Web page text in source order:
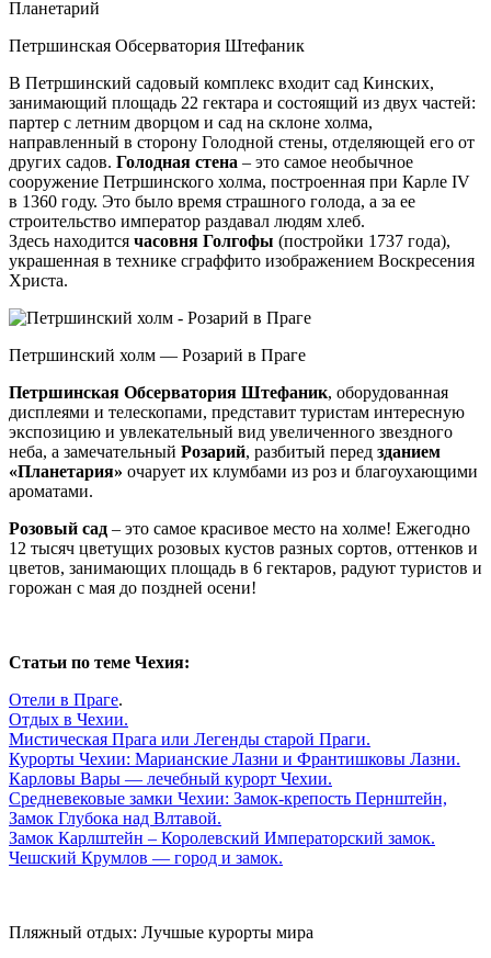
Петршинская Обсерватория Штефаник
В Петршинский садовый комплекс входит сад Кинских,
занимающий площадь 22 гектара и состоящий из двух частей:
партер с летним дворцом и сад на склоне холма,
направленный в сторону Голодной стены, отделяющей его от
других садов. Голодная стена – это самое необычное
сооружение Петршинского холма, построенная при Карле IV
в 1360 году. Это было время страшного голода, а за ее
строительство император раздавал людям хлеб.
Здесь находится часовня Голгофы (постройки 1737 года),
украшенная в технике сграффито изображением Воскресения
Христа.
Петршинский холм — Розарий в Праге
Петршинская Обсерватория Штефаник, оборудованная
дисплеями и телескопами, представит туристам интересную
экспозицию и увлекательный вид увеличенного звездного
неба, а замечательный Розарий, разбитый перед зданием
«Планетария» очарует их клумбами из роз и благоухающими
ароматами.
Розовый сад – это самое красивое место на холме! Ежегодно
12 тысяч цветущих розовых кустов разных сортов, оттенков и
цветов, занимающих площадь в 6 гектаров, радуют туристов и
горожан с мая до поздней осени!
Статьи по теме Чехия:
Отели в Праге.
Отдых в Чехии.
Мистическая Прага или Легенды старой Праги.
Курорты Чехии: Марианские Лазни и Франтишковы Лазни.
Карловы Вары — лечебный курорт Чехии.
Средневековые замки Чехии: Замок-крепость Пернштейн,
Замок Глубока над Влтавой.
Замок Карлштейн – Королевский Императорский замок.
Чешский Крумлов — город и замок.
Пляжный отдых: Лучшые курорты мира